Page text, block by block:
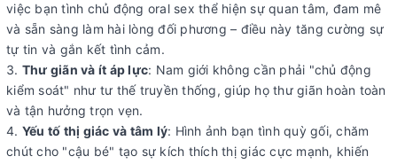
việc bạn tình chủ động oral sex thể hiện sự quan tâm, đam mê
và sẵn sàng làm hài lòng đối phương – điều này tăng cường sự
tự tin và gắn kết tình cảm.
Thư giãn và ít áp lực: Nam giới không cần phải "chủ động
kiểm soát" như tư thế truyền thống, giúp họ thư giãn hoàn toàn
và tận hưởng trọn vẹn.
Yếu tố thị giác và tâm lý: Hình ảnh bạn tình quỳ gối, chăm
chút cho "cậu bé" tạo sự kích thích thị giác cực mạnh, khiến